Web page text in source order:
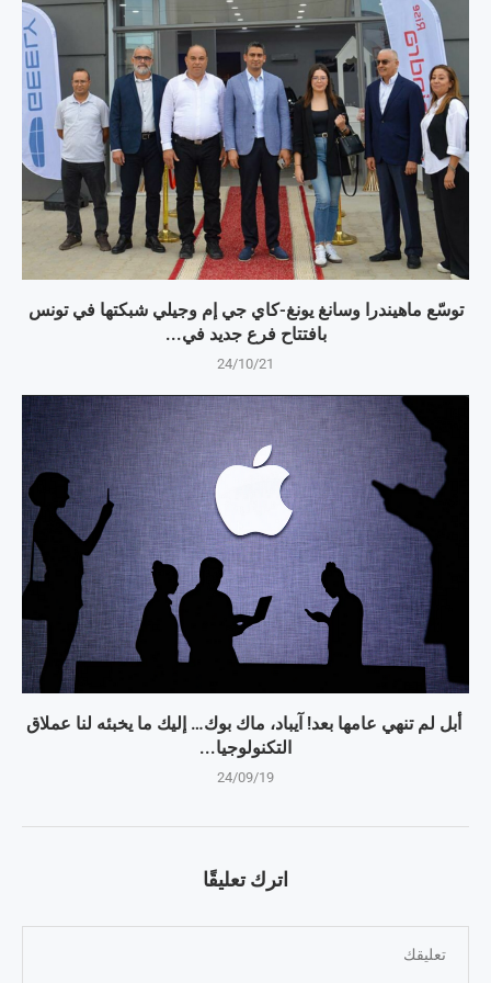
توسّع ماهيندرا وسانغ يونغ-كاي جي إم وجيلي شبكتها في تونس
بافتتاح فرع جديد في...
24/10/21
أبل لم تنهي عامها بعد! آيباد، ماك بوك… إليك ما يخبئه لنا عملاق
التكنولوجيا...
24/09/19
اترك تعليقًا